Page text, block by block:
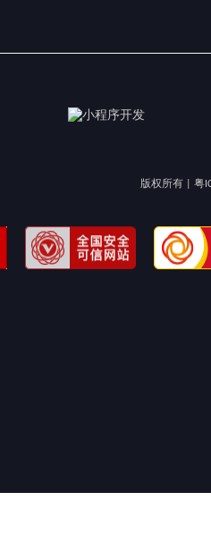
版权所有 | 粤